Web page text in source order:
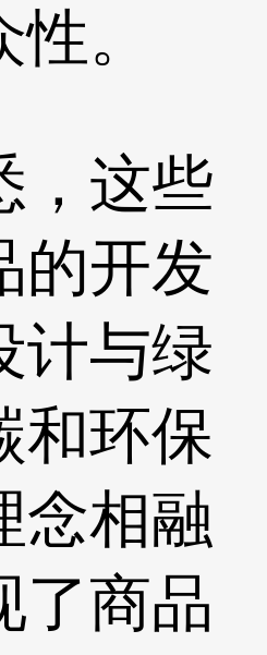
。
这些
的开发
计与绿
和环保
念相融
了商品